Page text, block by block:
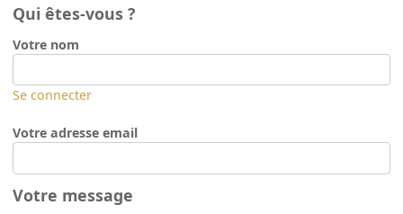
Qui êtes-vous ?
Votre nom
Se connecter
Votre adresse email
Votre message